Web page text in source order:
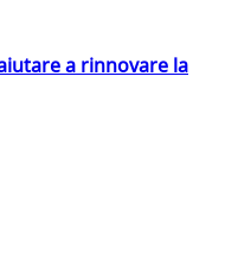
a rinnovare la